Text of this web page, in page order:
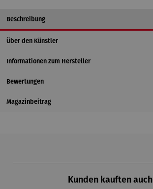
Beschreibung
Über den Künstler
Informationen zum Hersteller
Bewertungen
Magazinbeitrag
Kunden kauften auch